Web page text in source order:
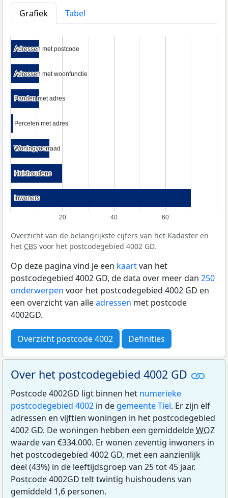
Grafiek
Tabel
20 40 60
Adressen met postcode
Adressen met postcode
Adressen met woonfunctie
Adressen met woonfunctie
Panden met adres
Panden met adres
Percelen met adres
Percelen met adres
Woningvoorraad
Woningvoorraad
Huishoudens
Huishoudens
Inwoners
Inwoners
Overzicht van de belangrijkste cijfers van het Kadaster en
het CBS voor het postcodegebied 4002 GD.
Op deze pagina vind je een kaartvan het
postcodegebied 4002 GD, de data over meer dan 250
onderwerpen voor het postcodegebied 4002 GD en
een overzicht van alleadressen met postcode
4002GD.
Overzicht postcode 4002 Definities
Over het postcodegebied 4002 GD
Postcode 4002GD ligt binnen het numerieke
postcodegebied 4002 in de gemeente Tiel. Er zijn elf
adressen en vijftien woningen in het postcodegebied
4002 GD. De woningen hebben een gemiddeldeWOZ
waarde van €334.000. Er wonen zeventig inwoners in
het postcodegebied 4002 GD, met een aanzienlijk
deel (43%) in de leeftijdsgroep van 25 tot 45 jaar.
Postcode 4002GD telt twintig huishoudens van
gemiddeld 1,6 personen.